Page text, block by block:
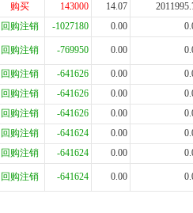
购买 143000 14.07
回购注销 -1027180 0.00
回购注销 -769950 0.00
回购注销 -641626 0.00
回购注销 -641626 0.00
回购注销 -641626 0.00
回购注销 -641624 0.00
回购注销 -641624 0.00
回购注销 -641624 0.00